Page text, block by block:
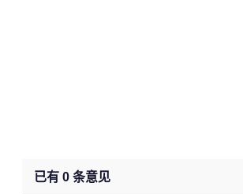
已有 0 条意见